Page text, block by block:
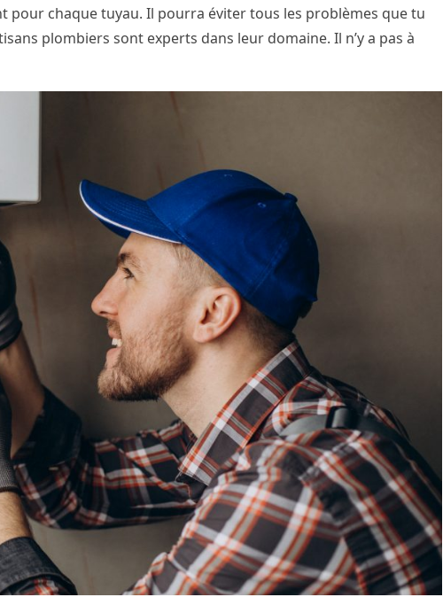
pour chaque tuyau. Il pourra éviter tous les problèmes que tu
plombiers sont experts dans leur domaine. Il n’y a pas à